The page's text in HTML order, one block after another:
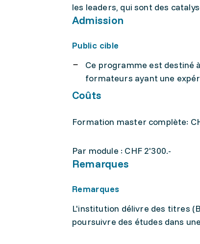
les leaders, qui sont des
Admission
Public cible
Ce programme est destiné
formateurs ayant une
Coûts
Formation master complète:
Par module : CHF 2'300.-
Remarques
Remarques
L'institution délivre des titres
poursuivre des études dans